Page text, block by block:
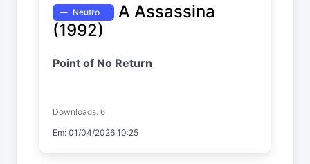
Neutro
A Assassina
(1992)
Point of No Return
Downloads: 6
Em: 01/04/2026 10:25